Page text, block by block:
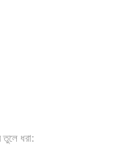
তুলে ধরা: